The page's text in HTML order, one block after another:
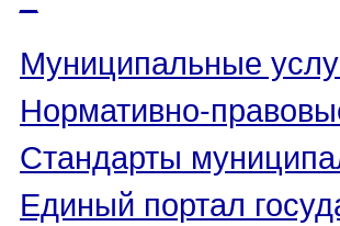
Муниципальные
Нормативно-
Стандарты
Единый портал